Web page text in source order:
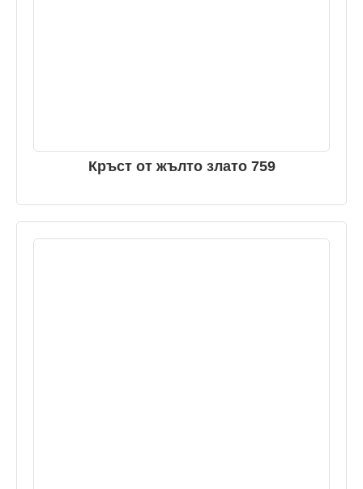
Кръст от жълто злато 759